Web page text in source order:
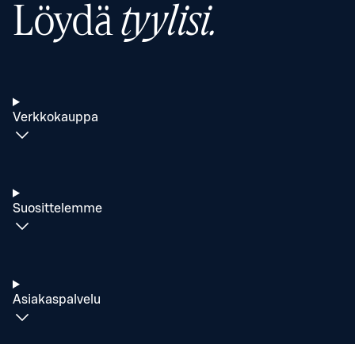
Löydätyylisi.
Verkkokauppa
Suosittelemme
Asiakaspalvelu